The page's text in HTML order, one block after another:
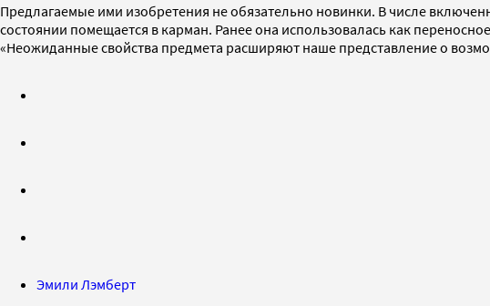
Предлагаемые ими изобретения не обязательно новинки. В числе
состоянии помещается в карман. Ранее она использовалась как
«Неожиданные свойства предмета расширяют наше представление о
Эмили Лэмберт